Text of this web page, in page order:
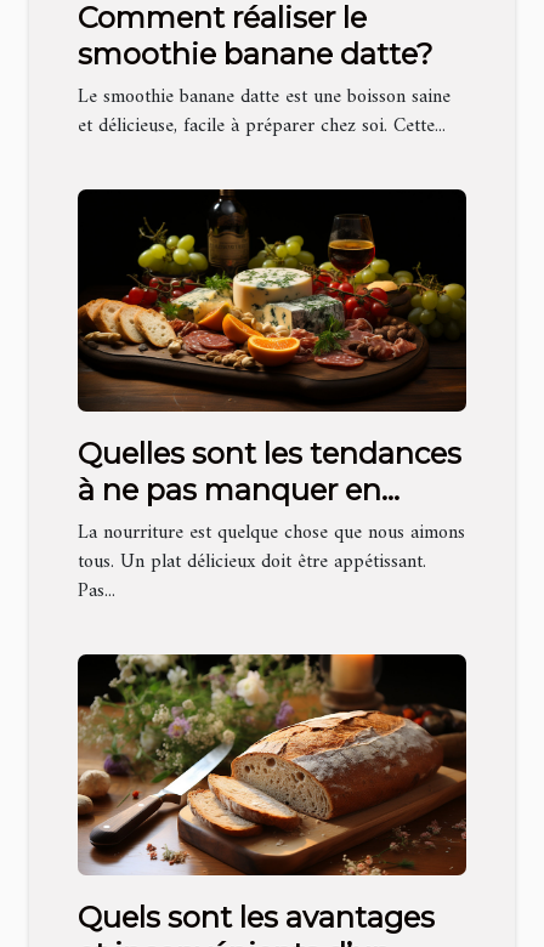
Comment réaliser le
smoothie banane datte?
Le smoothie banane datte est une boisson saine
et délicieuse, facile à préparer chez soi. Cette...
Quelles sont les tendances
à ne pas manquer en
matière de photographie
culinaire ?
La nourriture est quelque chose que nous aimons
tous. Un plat délicieux doit être appétissant.
Pas...
Quels sont les avantages